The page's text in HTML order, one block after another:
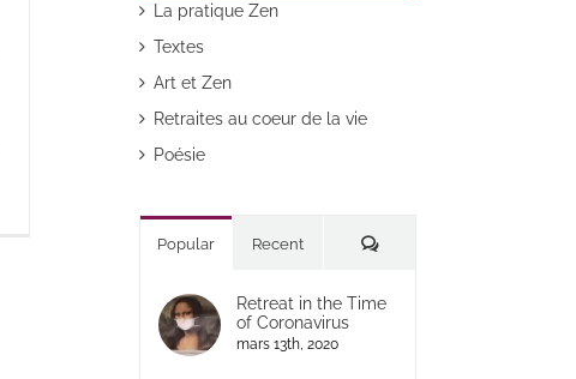
La pratique Zen
Textes
Art et Zen
Retraites au coeur de la vie
Poésie
Popular Recent Commentaires
Retreat in the Time
of Coronavirus
mars 13th, 2020